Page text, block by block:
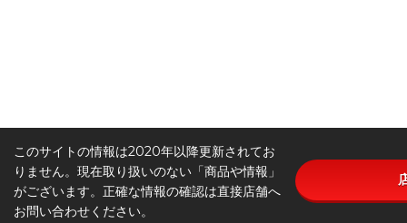
このサイトの情報は2020年以降更新されてお
りません。現在取り扱いのない「商品や情報」
がございます。正確な情報の確認は直接店舗へ
お問い合わせください。